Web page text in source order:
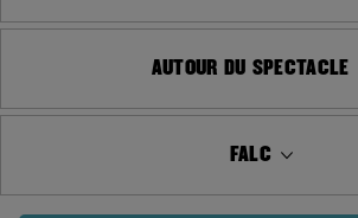
AUTOUR DU SPECTACLE
FALC